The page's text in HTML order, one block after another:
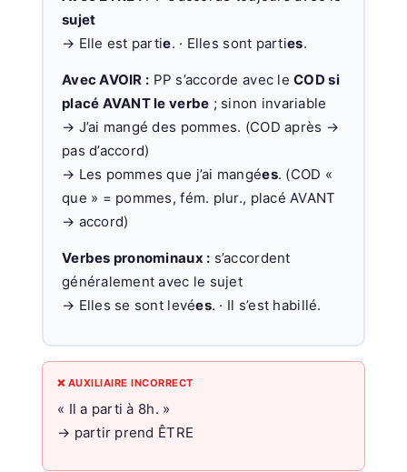
sujet
→ Elle est partie. · Elles sont parties.
Avec AVOIR : PP s’accorde avec leCOD si
placé AVANT le verbe ; sinon invariable
→ J’ai mangé des pommes. (COD après →
pas d’accord)
→ Les pommes que j’ai mangées. (COD «
que » = pommes, fém. plur., placé AVANT
→ accord)
Verbes pronominaux : s’accordent
généralement avec le sujet
→ Elles se sont levées. · Il s’est habillé.
❌ AUXILIAIRE INCORRECT
« Il a parti à 8h. »
→ partir prend ÊTRE